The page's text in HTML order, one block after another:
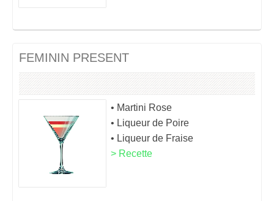
FEMININ PRESENT
• Martini Rose
• Liqueur de Poire
• Liqueur de Fraise
> Recette